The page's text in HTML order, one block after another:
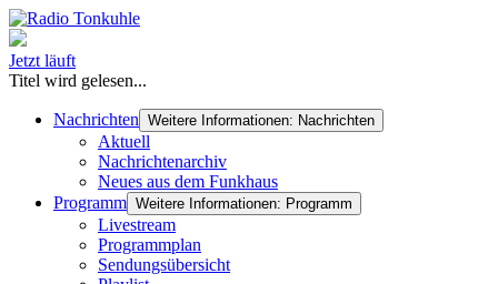
Jetzt läuft
Titel wird gelesen...
Nachrichten Weitere Informationen: Nachrichten
Aktuell
Nachrichtenarchiv
Neues aus dem Funkhaus
Programm Weitere Informationen: Programm
Livestream
Programmplan
Sendungsübersicht